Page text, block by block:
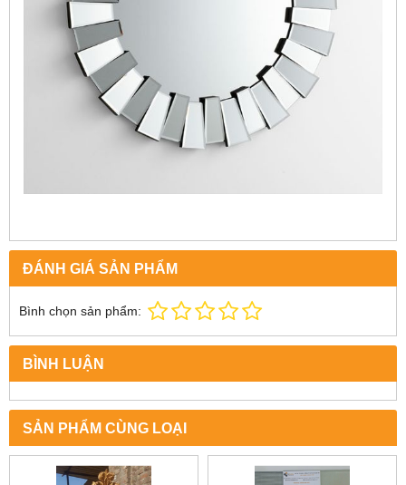
ĐÁNH GIÁ SẢN PHẨM
Bình chọn sản phẩm:
BÌNH LUẬN
SẢN PHẨM CÙNG LOẠI